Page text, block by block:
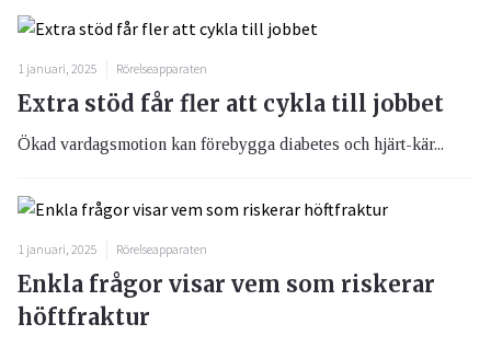
1 januari, 2025 Rörelseapparaten
Extra stöd får fler att cykla till jobbet
Ökad vardagsmotion kan förebygga diabetes och hjärt-kär...
1 januari, 2025 Rörelseapparaten
Enkla frågor visar vem som riskerar
höftfraktur